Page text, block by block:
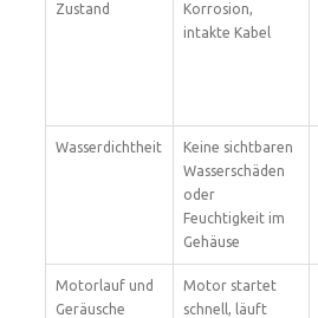
Zustand
Korrosion,
intakte Kabel
Wasserdichtheit
Keine sichtbaren
Wasserschäden
oder
Feuchtigkeit im
Gehäuse
Motorlauf und
Geräusche
Motor startet
schnell, läuft